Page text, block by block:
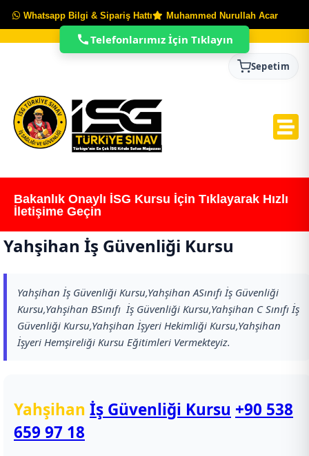
Whatsapp Bilgi & Sipariş Hattı Muhammed Nurullah Acar
Sepetim
Bakanlık Onaylı İSG Kursu İçin Tıklayarak Hızlı
İletişime Geçin
Yahşihan İş Güvenliği Kursu
Yahşihan İş Güvenliği Kursu,Yahşihan ASınıfı İş Güvenliği
Kursu,Yahşihan BSınıfı İş Güvenliği Kursu,Yahşihan C Sınıfı İş
Güvenliği Kursu,Yahşihan İşyeri Hekimliği Kursu,Yahşihan
İşyeri Hemşireliği Kursu Eğitimleri Vermekteyiz.
Yahşihan İş Güvenliği Kursu +90 538
659 97 18
Telefonlarımız İçin Tıklayın